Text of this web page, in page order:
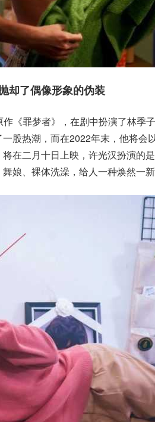
却了偶像形象的伪装
《罪梦者》，在剧中扮演了林季
股热潮，而在2022年末，他将会
在二月十日上映，许光汉扮演的
娘、裸体洗澡，给人一种焕然一新